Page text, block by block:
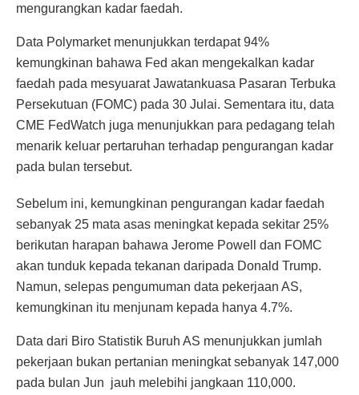
mengurangkan kadar faedah.
Data Polymarket menunjukkan terdapat 94%
kemungkinan bahawa Fed akan mengekalkan kadar
faedah pada mesyuarat Jawatankuasa Pasaran Terbuka
Persekutuan (FOMC) pada 30 Julai. Sementara itu, data
CME FedWatch juga menunjukkan para pedagang telah
menarik keluar pertaruhan terhadap pengurangan kadar
pada bulan tersebut.
Sebelum ini, kemungkinan pengurangan kadar faedah
sebanyak 25 mata asas meningkat kepada sekitar 25%
berikutan harapan bahawa Jerome Powell dan FOMC
akan tunduk kepada tekanan daripada Donald Trump.
Namun, selepas pengumuman data pekerjaan AS,
kemungkinan itu menjunam kepada hanya 4.7%.
Data dari Biro Statistik Buruh AS menunjukkan jumlah
pekerjaan bukan pertanian meningkat sebanyak 147,000
pada bulan Jun jauh melebihi jangkaan 110,000.